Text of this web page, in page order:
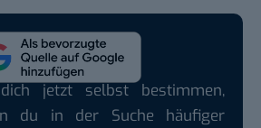
jetzt selbst bestimmen,
du in der Suche häufiger